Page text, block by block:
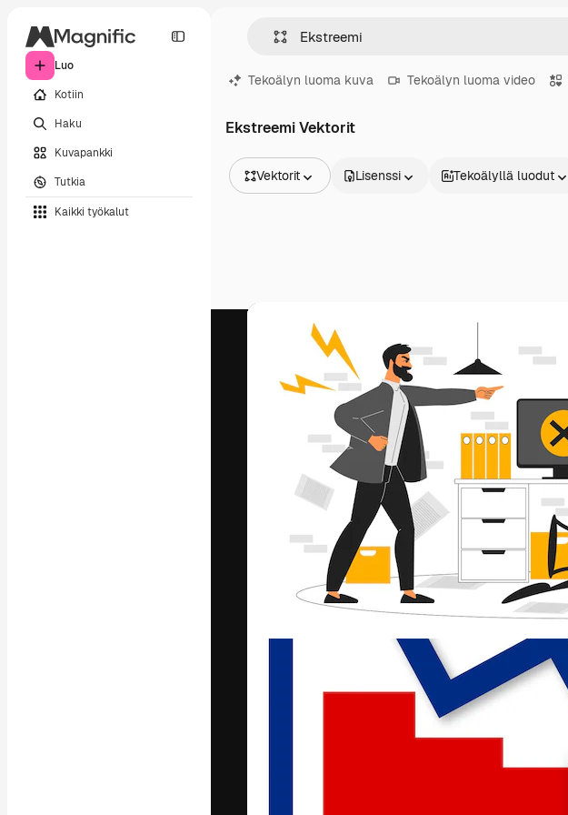
Luo
Kotiin
Haku
Kuvapankki
Tutkia
Kaikki työkalut
Tekoälyn luoma kuva Tekoälyn luoma video
Ekstreemi Vektorit
Vektorit
Videot
Videomateriaali
Liikegrafiikka
3D mallit
Lisenssi Tekoälyllä luodut
Luova alusta parhaiden töidesi
toteuttamiseen. Yli miljoona tilaajaa
luovien alojen ammattilaisten, yritysten,
toimistojen ja studioiden joukossa.
Suomi